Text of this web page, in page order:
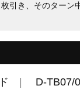
引き、そのターン
D-TB07/